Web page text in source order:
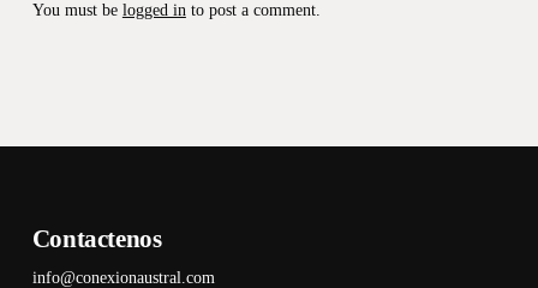
You must be logged into post a comment.
Contactenos
info@conexionaustral.com